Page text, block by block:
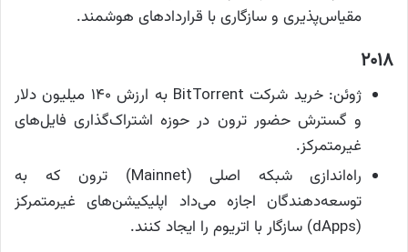
مقیاس‌پذیری و سازگاری با قراردادهای هوشمند.
۲۰۱۸
ژوئن: خرید شرکت BitTorrent به ارزش ۱۴۰ میلیون دلار
و گسترش حضور ترون در حوزه اشتراک‌گذاری فایل‌های
غیرمتمرکز.
راه‌اندازی شبکه اصلی (Mainnet) ترون که به
توسعه‌دهندگان اجازه می‌داد اپلیکیشن‌های غیرمتمرکز
(dApps) سازگار با اتریوم را ایجاد کنند.